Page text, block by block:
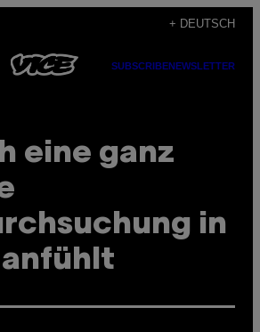
+ DEUTSCH
SUBSCRIBENEWSLETTER
eine ganz
in
anfühlt